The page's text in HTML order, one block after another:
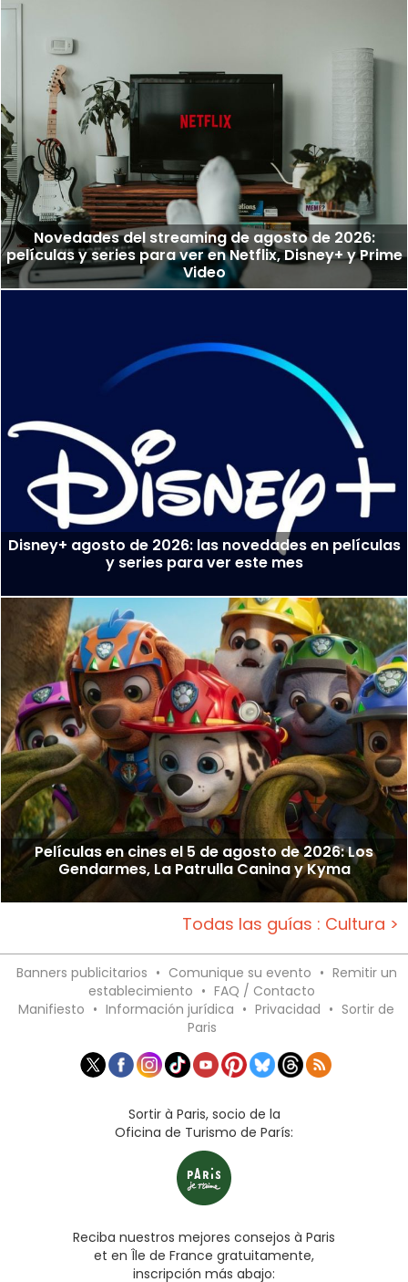
Novedades del streaming de agosto de 2026:
películas y series para ver en Netflix, Disney+ y Prime
Video
Disney+ agosto de 2026: las novedades en películas
y series para ver este mes
Películas en cines el 5 de agosto de 2026: Los
Gendarmes, La Patrulla Canina y Kyma
Todas las guías : Cultura >
Banners publicitarios • Comunique su evento • Remitir un
establecimiento • FAQ / Contacto
Manifiesto • Información jurídica • Privacidad • Sortir de
Paris
Sortir à Paris, socio de la
Oficina de Turismo de París:
Reciba nuestros mejores consejos à Paris
et en Île de France gratuitamente,
inscripción más abajo: